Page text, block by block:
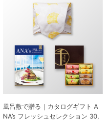
風呂敷で贈る｜カタログギフト A
NA’s フレッシュセレクション 30,